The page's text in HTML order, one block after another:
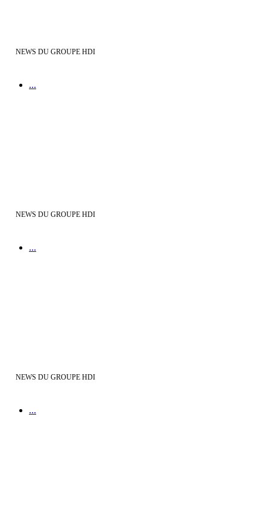
NEWS DU GROUPE HDI
...
NEWS DU GROUPE HDI
...
NEWS DU GROUPE HDI
...